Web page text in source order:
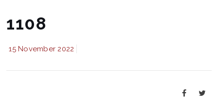
1108
15 November 2022